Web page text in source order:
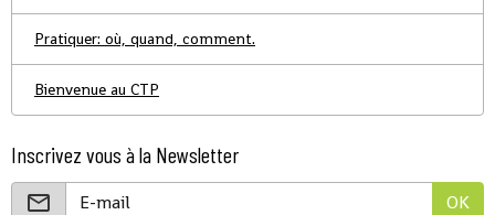
Pratiquer: où, quand, comment.
Bienvenue au CTP
Inscrivez vous à la Newsletter
OK